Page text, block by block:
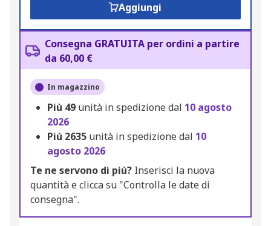
Aggiungi
Consegna GRATUITA per ordini a partire
da 60,00 €
In magazzino
Più 49 unità in spedizione dal 10 agosto
2026
Più 2635 unità in spedizione dal 10
agosto 2026
Te ne servono di più? Inserisci la nuova
quantità e clicca su "Controlla le date di
consegna".